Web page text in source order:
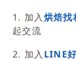
1. 加入 烘焙找
起交流
2. 加入 LINE